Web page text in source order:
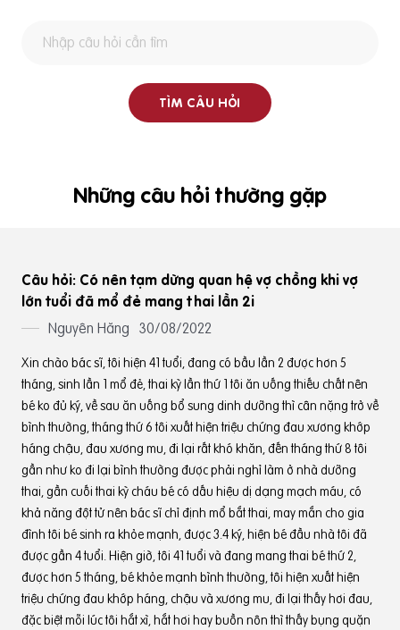
Những câu hỏi thường gặp
Câu hỏi: Có nên tạm dừng quan hệ vợ chồng khi vợ
lớn tuổi đã mổ đẻ mang thai lần 2i
Nguyên Hăng 30/08/2022
Xin chào bác sĩ, tôi hiện 41 tuổi, đang có bầu lần 2 được hơn 5
tháng, sinh lần 1 mổ đẻ, thai kỳ lần thứ 1 tôi ăn uống thiếu chất nên
bé ko đủ ký, về sau ăn uống bổ sung dinh dưỡng thì cân nặng trở về
bình thường, tháng thứ 6 tôi xuất hiện triệu chứng đau xương khớp
háng chậu, đau xương mu, đi lại rất khó khăn, đến tháng thứ 8 tôi
gần như ko đi lại bình thường được phải nghỉ làm ở nhà dưỡng
thai, gần cuối thai kỳ cháu bé có dấu hiệu dị dạng mạch máu, có
khả năng đột tử nên bác sĩ chỉ định mổ bắt thai, may mắn cho gia
đình tôi bé sinh ra khỏe mạnh, được 3.4 ký, hiện bé đầu nhà tôi đã
được gần 4 tuổi. Hiện giờ, tôi 41 tuổi và đang mang thai bé thứ 2,
được hơn 5 tháng, bé khỏe mạnh bình thường, tôi hiện xuất hiện
triệu chứng đau khớp háng, chậu và xương mu, đi lại thấy hơi đau,
đặc biệt mỗi lúc tôi hắt xì, hắt hơi hay buồn nôn thì thấy bụng quặn